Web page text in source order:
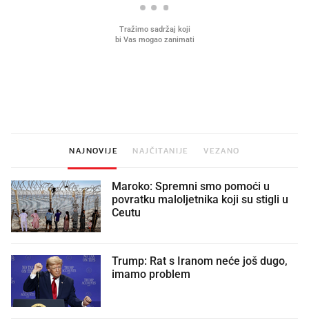
NAJNOVIJE NAJČITANIJE VEZANO
Maroko: Spremni smo pomoći u
povratku maloljetnika koji su stigli u
Ceutu
Trump: Rat s Iranom neće još dugo,
imamo problem